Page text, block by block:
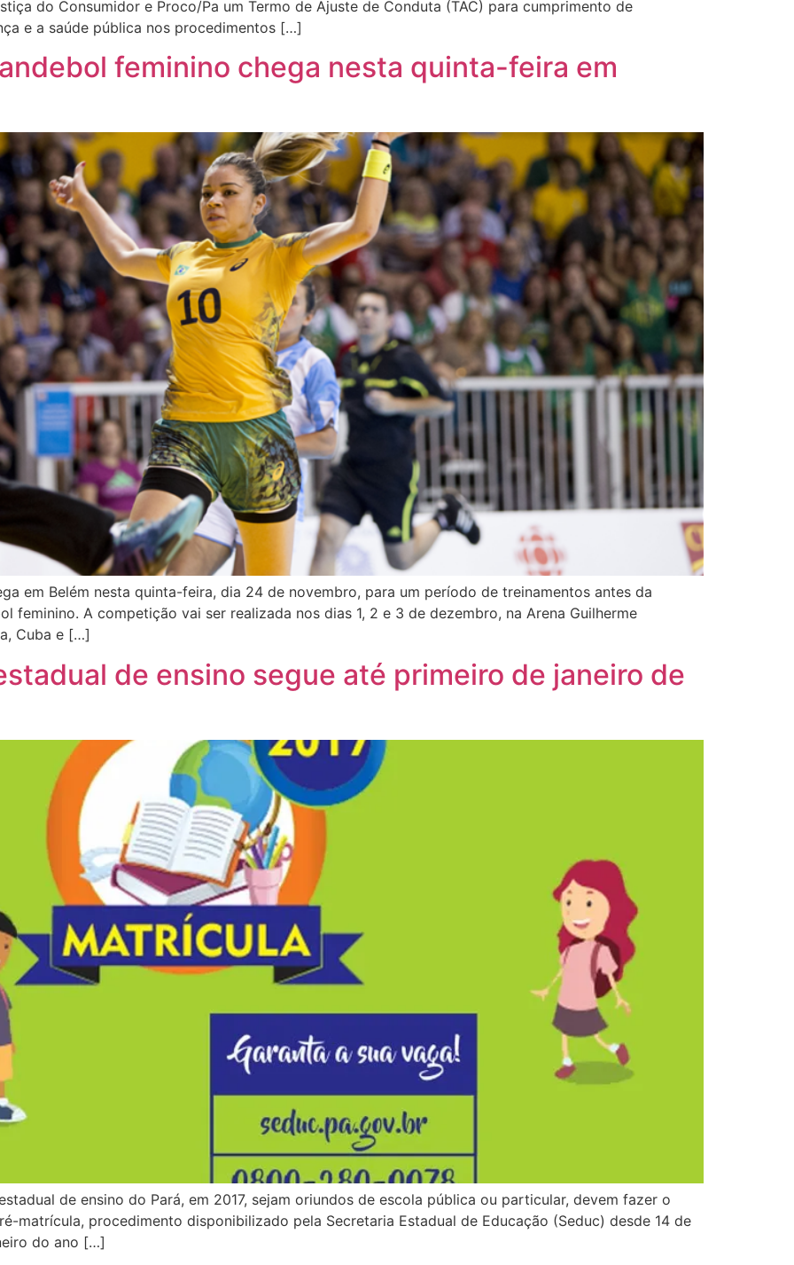
do Consumidor e Proco/Pa um Termo de Ajuste de Conduta (TAC) para cumprimento de
e a saúde pública nos procedimentos […]
feminino chega nesta quinta-feira em
em Belém nesta quinta-feira, dia 24 de novembro, para um período de treinamentos antes da
feminino. A competição vai ser realizada nos dias 1, 2 e 3 de dezembro, na Arena Guilherme
Cuba e […]
de ensino segue até primeiro de janeiro de
de ensino do Pará, em 2017, sejam oriundos de escola pública ou particular, devem fazer o
matrícula, procedimento disponibilizado pela Secretaria Estadual de Educação (Seduc) desde 14 de
do ano […]